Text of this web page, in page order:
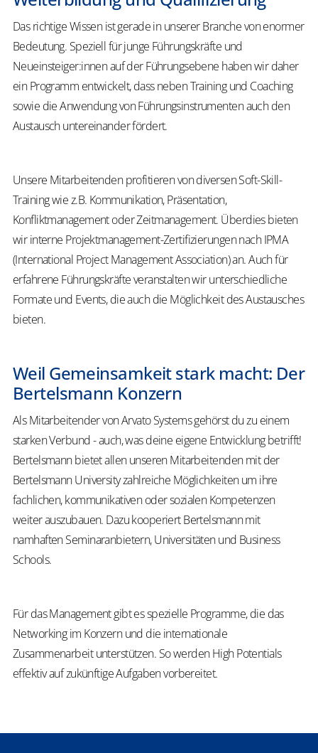
Das richtige Wissen ist gerade in unserer Branche von enormer
Bedeutung. Speziell für junge Führungskräfte und
Neueinsteiger:innen auf der Führungsebene haben wir daher
ein Programm entwickelt, dass neben Training und Coaching
sowie die Anwendung von Führungsinstrumenten auch den
Austausch untereinander fördert.
Unsere Mitarbeitenden profitieren von diversen Soft-Skill-
Training wie z.B. Kommunikation, Präsentation,
Konfliktmanagement oder Zeitmanagement. Überdies bieten
wir interne Projektmanagement-Zertifizierungen nach IPMA
(International Project Management Association) an. Auch für
erfahrene Führungskräfte veranstalten wir unterschiedliche
Formate und Events, die auch die Möglichkeit des Austausches
bieten.
Weil Gemeinsamkeit stark macht: Der
Bertelsmann Konzern
Als Mitarbeitender von Arvato Systems gehörst du zu einem
starken Verbund - auch, was deine eigene Entwicklung betrifft!
Bertelsmann bietet allen unseren Mitarbeitenden mit der
Bertelsmann University zahlreiche Möglichkeiten um ihre
fachlichen, kommunikativen oder sozialen Kompetenzen
weiter auszubauen. Dazu kooperiert Bertelsmann mit
namhaften Seminaranbietern, Universitäten und Business
Schools.
Für das Management gibt es spezielle Programme, die das
Networking im Konzern und die internationale
Zusammenarbeit unterstützen. So werden High Potentials
effektiv auf zukünftige Aufgaben vorbereitet.